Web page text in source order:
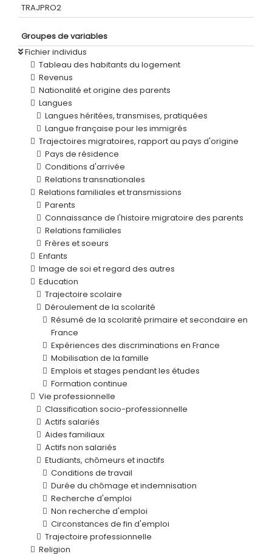
TRAJPRO2
Groupes de variables
Fichier individus
Tableau des habitants du logement
Revenus
Nationalité et origine des parents
Langues
Langues héritées, transmises, pratiquées
Langue française pour les immigrés
Trajectoires migratoires, rapport au pays d'origine
Pays de résidence
Conditions d'arrivée
Relations transnationales
Relations familiales et transmissions
Parents
Connaissance de l'histoire migratoire des parents
Relations familiales
Frères et soeurs
Enfants
Image de soi et regard des autres
Education
Trajectoire scolaire
Déroulement de la scolarité
Résumé de la scolarité primaire et secondaire en
France
Expériences des discriminations en France
Mobilisation de la famille
Emplois et stages pendant les études
Formation continue
Vie professionnelle
Classification socio-professionnelle
Actifs salariés
Aides familiaux
Actifs non salariés
Etudiants, chômeurs et inactifs
Conditions de travail
Durée du chômage et indemnisation
Recherche d'emploi
Non recherche d'emploi
Circonstances de fin d'emploi
Trajectoire professionnelle
Religion